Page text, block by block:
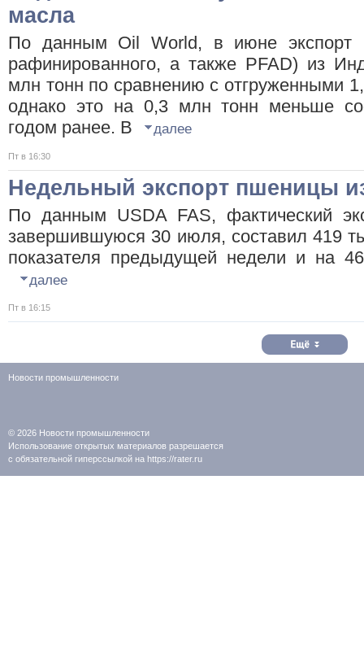
масла
По данным Oil World, в июне экспорт
рафинированного, а также PFAD) из
млн тонн по сравнению с отгруженными
однако это на 0,3 млн тонн меньше
годом ранее. В
далее
Пт в 16:30
Недельный экспорт пшеницы
По данным USDA FAS, фактический
завершившуюся 30 июля, составил 419
показателя предыдущей недели и на
далее
Пт в 16:15
Новости промышленности
© 2026 Новости промышленности
Использование открытых материалов разрешается
с обязательной гиперссылкой на https://rater.ru